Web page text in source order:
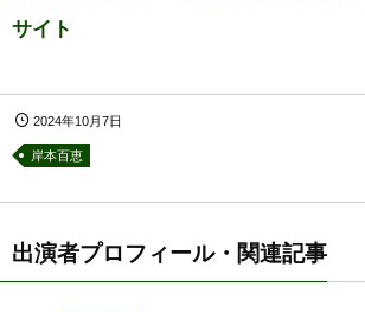
サ イ ト
2024年10月7日
岸本百恵
出演者プロフィール・関連記事